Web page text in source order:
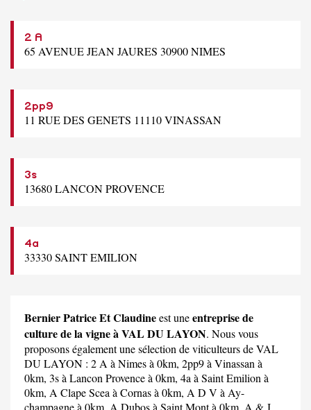
2 A
65 AVENUE JEAN JAURES 30900 NIMES
2pp9
11 RUE DES GENETS 11110 VINASSAN
3s
13680 LANCON PROVENCE
4a
33330 SAINT EMILION
Bernier Patrice Et Claudineest uneentreprise de
culture de la vigne à VAL DU LAYON. Nous vous
proposons également une sélection de viticulteurs de VAL
DU LAYON : 2 A à Nimes à 0km, 2pp9à Vinassan à
0km, 3sà Lancon Provence à 0km, 4a à Saint Emilion à
0km, A Clape Scea à Cornas à 0km, A D V à Ay-
champagne à 0km, A Dubosà Saint Mont à 0km, A & J